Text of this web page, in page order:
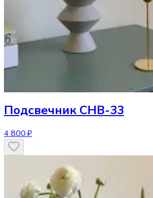
Подсвечник CHB-33
4 800 ₽